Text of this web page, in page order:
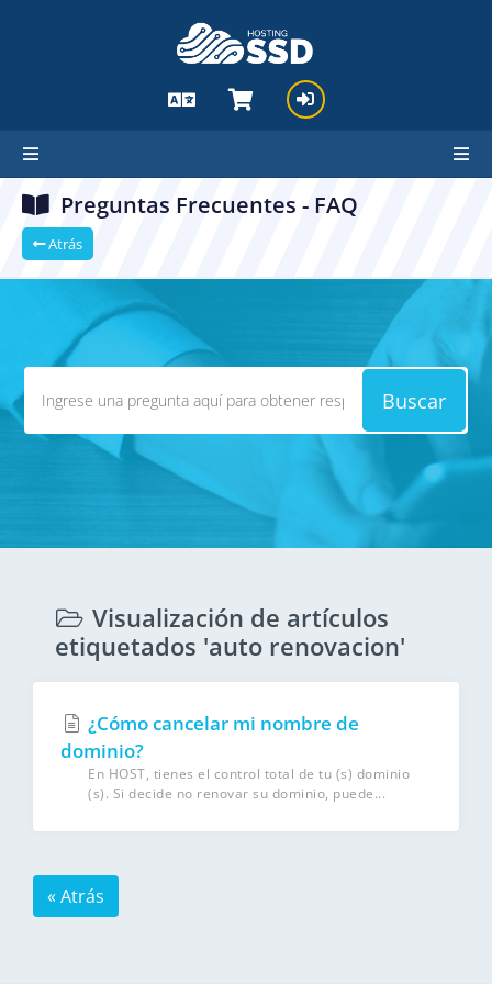
Preguntas Frecuentes - FAQ
Atrás
Buscar
Visualización de artículos
etiquetados 'auto renovacion'
¿Cómo cancelar mi nombre de
dominio?
En HOST, tienes el control total de tu (s) dominio
(s). Si decide no renovar su dominio, puede...
« Atrás